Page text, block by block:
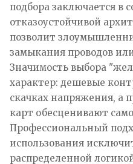
подбора заключается в
отказоустойчивой
позволит
замыкания проводов
Значимость выбора
характер: дешевые
скачках напряжения,
карт обесценивают
Профессиональный
использования
распределенной